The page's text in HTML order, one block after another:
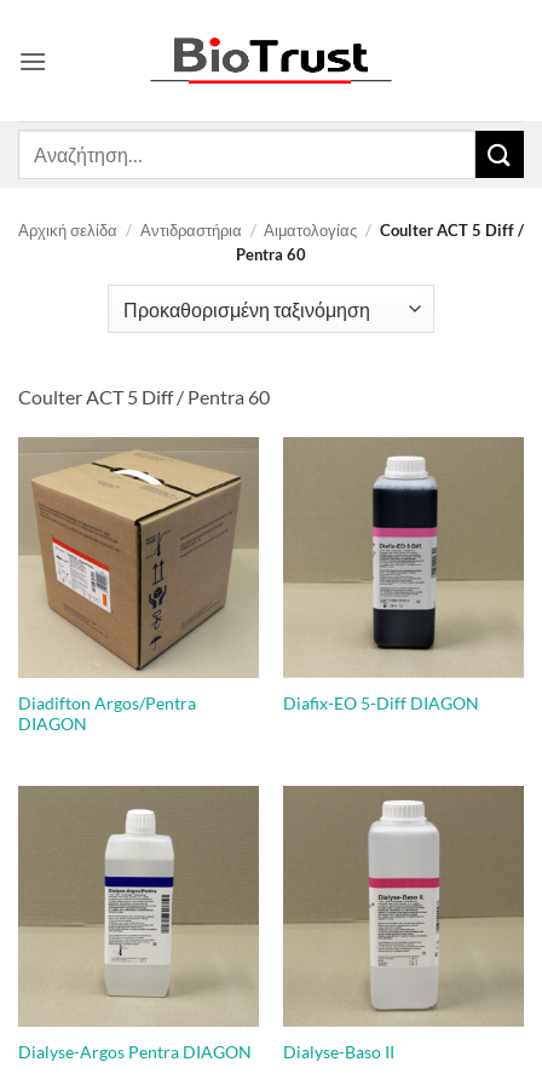
περιεχόμενο
Αναζήτηση
Αρχική σελίδα / Αντιδραστήρια / Αιματολογίας / Coulter ACT 5 Diff /
Pentra 60
Coulter ACT 5 Diff / Pentra 60
Diadifton Argos/Pentra
DIAGON
Diafix-EO 5-Diff DIAGON
Dialyse-Argos Pentra DIAGON Dialyse-Baso II